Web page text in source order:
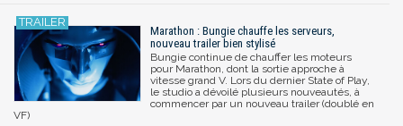
Marathon : Bungie chauffe les serveurs,
nouveau trailer bien stylisé
Bungie continue de chauffer les moteurs
pour Marathon, dont la sortie approche à
vitesse grand V. Lors du dernier State of Play,
le studio a dévoilé plusieurs nouveautés, à
commencer par un nouveau trailer (doublé en
VF)